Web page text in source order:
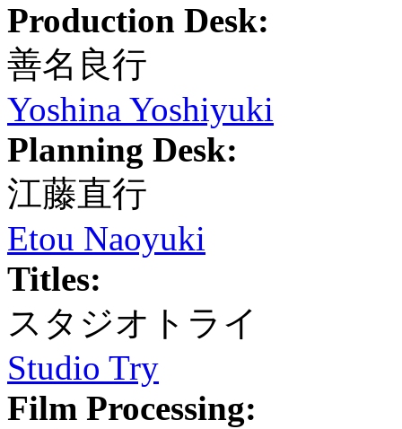
Production Desk:
善名良行
Yoshina Yoshiyuki
Planning Desk:
江藤直行
Etou Naoyuki
Titles:
スタジオトライ
Studio Try
Film Processing: